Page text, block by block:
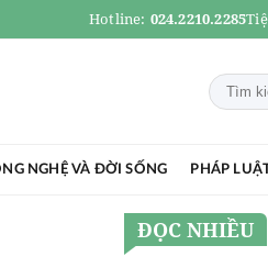
Hotline: 024.2210.2285
NGHỆ VÀ ĐỜI SỐNG PHÁP
ĐỌC NHIỀU